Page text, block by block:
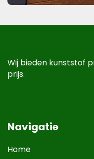
Wij bieden kunststof
prijs.
Navigatie
Home